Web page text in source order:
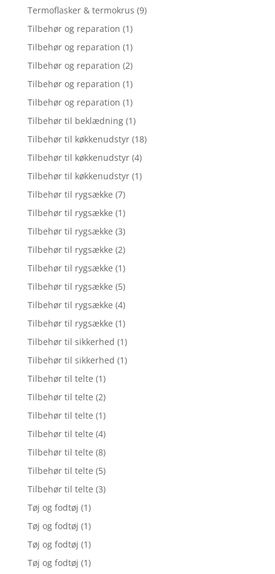
Termoflasker & termokrus (9)
Tilbehør og reparation (1)
Tilbehør og reparation (1)
Tilbehør og reparation (2)
Tilbehør og reparation (1)
Tilbehør og reparation (1)
Tilbehør til beklædning (1)
Tilbehør til køkkenudstyr (18)
Tilbehør til køkkenudstyr (4)
Tilbehør til køkkenudstyr (1)
Tilbehør til rygsække (7)
Tilbehør til rygsække (1)
Tilbehør til rygsække (3)
Tilbehør til rygsække (2)
Tilbehør til rygsække (1)
Tilbehør til rygsække (5)
Tilbehør til rygsække (4)
Tilbehør til rygsække (1)
Tilbehør til sikkerhed (1)
Tilbehør til sikkerhed (1)
Tilbehør til telte (1)
Tilbehør til telte (2)
Tilbehør til telte (1)
Tilbehør til telte (4)
Tilbehør til telte (8)
Tilbehør til telte (5)
Tilbehør til telte (3)
Tøj og fodtøj (1)
Tøj og fodtøj (1)
Tøj og fodtøj (1)
Tøj og fodtøj (1)